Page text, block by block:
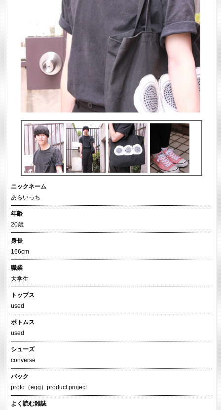
ニックネーム
あらいっち
年齢
20歳
身長
166cm
職業
大学生
トップス
used
ボトムス
used
シューズ
converse
バック
proto（egg）product project
よく読む雑誌